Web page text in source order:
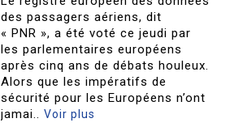
des passagers aériens, dit
« PNR », a été voté ce jeudi par
les parlementaires européens
après cinq ans de débats houleux.
Alors que les impératifs de
sécurité pour les Européens n’ont
jamai..Voir plus